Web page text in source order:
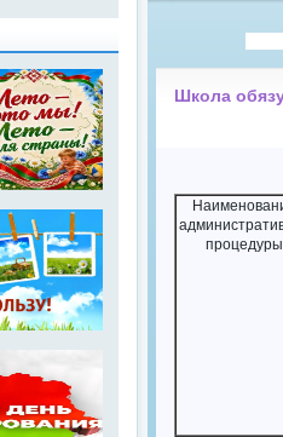
Школа
процедуры